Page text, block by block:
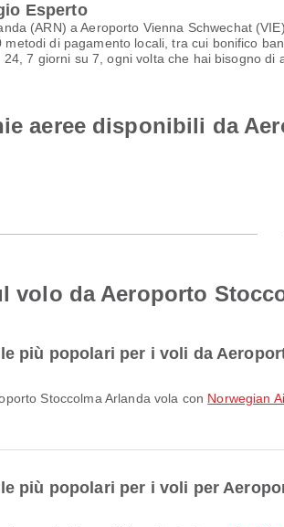
Esperto
(ARN) a Aeroporto Vienna Schwechat
di pagamento locali, tra cui bonifico
7 giorni su 7, ogni volta che hai bisogno di
aeree disponibili da
volo da Aeroporto
più popolari per i voli da
Stoccolma Arlanda vola con Norwegian
più popolari per i voli per